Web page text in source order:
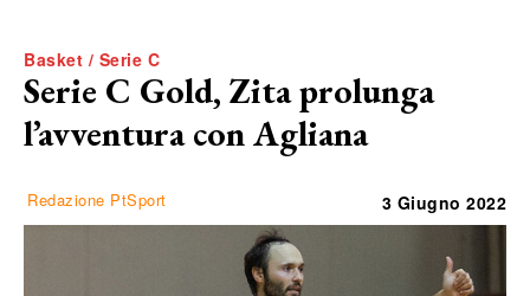
Basket / Serie C
Serie C Gold, Zita prolunga
l’avventura con Agliana
Redazione PtSport 3 Giugno 2022